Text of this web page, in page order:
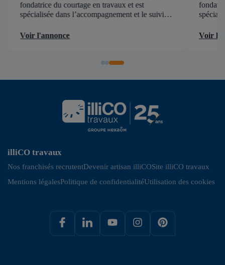
fondatrice du courtage en travaux et est
spécialisée dans l’accompagnement et le suivi
d’accélérer et de faciliter tous les projets […]
Voir l'annonce Voir
illiCO travaux
Nos franchisés recrutentDevenir artisan illiCOSite illiCO travaux
Mentions légalesPolitique de confidentialitéUtilisation des cookies